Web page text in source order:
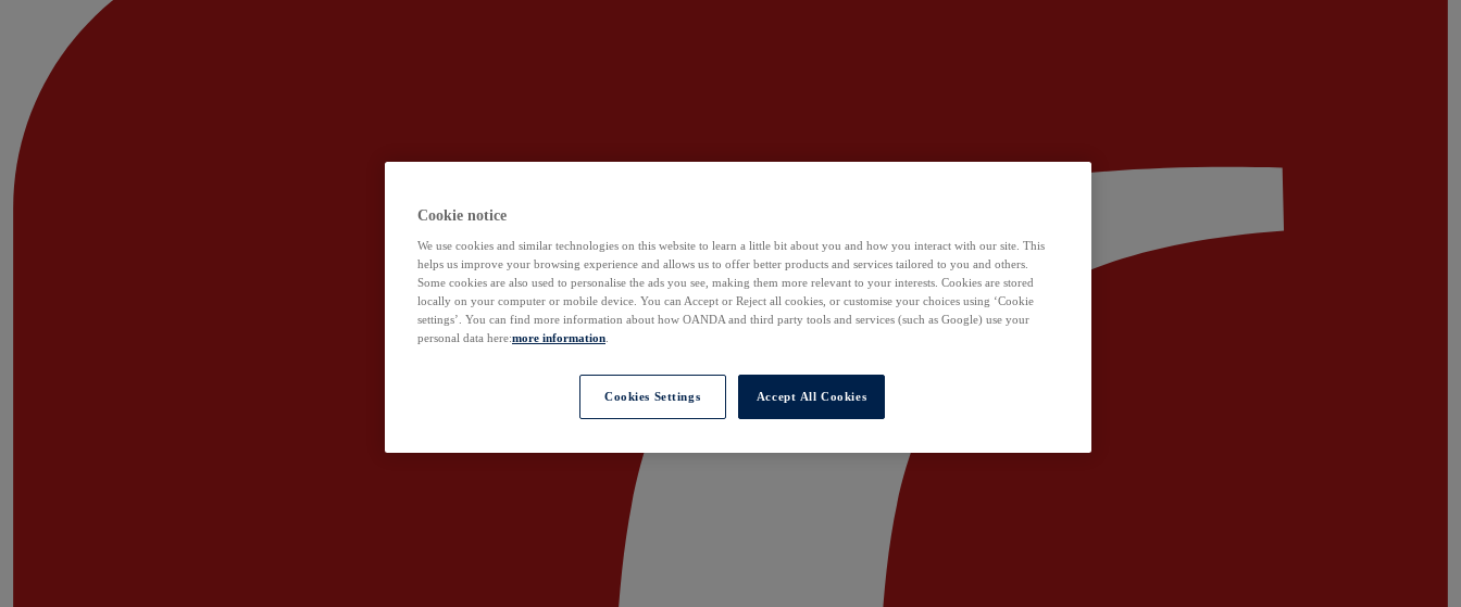
Cookie notice
We use cookies and similar technologies on this website to learn a little bit about you and how you interact with our site. This
helps us improve your browsing experience and allows us to offer better products and services tailored to you and others.
Some cookies are also used to personalise the ads you see, making them more relevant to your interests. Cookies are stored
locally on your computer or mobile device. You can Accept or Reject all cookies, or customise your choices using ‘Cookie
settings’. You can find more information about how OANDA and third party tools and services (such as Google) use your
personal data here:more information
Cookies Settings Accept All Cookies